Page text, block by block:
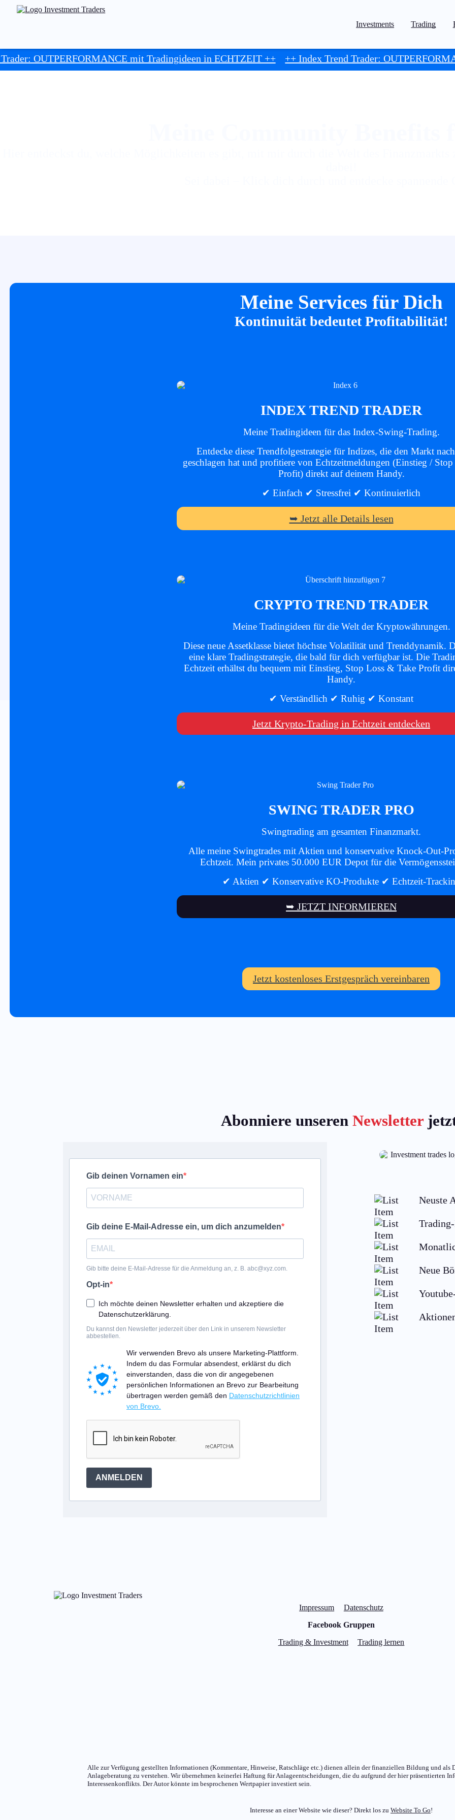
Investments Trading
mit Tradingideen in ECHTZEIT ++ ++ Index Trend Trader: OUTPERFORMANCE mit
Meine Services für Dich
Kontinuität bedeutet Profitabilität!
INDEX TREND TRADER
Meine Tradingideen für das Index-Swing-Trading.
Entdecke diese Trendfolgestrategie für Indizes, die den Markt
geschlagen hat und profitiere von Echtzeitmeldungen (Einstieg / Stop
Profit) direkt auf deinem Handy.
✔ Einfach ✔ Stressfrei ✔ Kontinuierlich
➥ Jetzt alle Details lesen
CRYPTO TREND TRADER
Meine Tradingideen für die Welt der Kryptowährungen.
Diese neue Assetklasse bietet höchste Volatilität und Trenddynamik.
eine klare Tradingstrategie, die bald für dich verfügbar ist. Die
Echtzeit erhältst du bequem mit Einstieg, Stop Loss & Take Profit
Handy.
✔ Verständlich ✔ Ruhig ✔ Konstant
Jetzt Krypto-Trading in Echtzeit entdecken
SWING TRADER PRO
Swingtrading am gesamten Finanzmarkt.
Alle meine Swingtrades mit Aktien und konservative Knock-Out-
Echtzeit. Mein privates 50.000 EUR Depot für die
✔ Aktien ✔ Konservative KO-Produkte ✔ Echtzeit-
➥ JETZT INFORMIEREN
Jetzt kostenloses Erstgespräch vereinbaren
Abonniere unseren Newsletter
Gib deinen Vornamen ein
Gib deine E-Mail-Adresse ein, um dich anzumelden
Gib bitte deine E-Mail-Adresse für die Anmeldung an, z. B. abc@xyz.com.
Opt-in
Ich möchte deinen Newsletter erhalten und akzeptiere die
Datenschutzerklärung.
Du kannst den Newsletter jederzeit über den Link in unserem Newsletter
abbestellen.
Wir verwenden Brevo als unsere Marketing-Plattform.
Indem du das Formular absendest, erklärst du dich
einverstanden, dass die von dir angegebenen
persönlichen Informationen an Brevo zur Bearbeitung
übertragen werden gemäß den Datenschutzrichtlinien
von Brevo.
ANMELDEN
Neuste
Neue
Impressum
Datenschutz
Facebook Gruppen
Trading & Investment
Trading lernen
Alle zur Verfügung gestellten Informationen (Kommentare, Hinweise, Ratschläge etc.) dienen allein der finanziellen Bildung und als
Anlageberatung zu verstehen. Wir übernehmen keinerlei Haftung für Anlageentscheidungen, die du aufgrund der hier präsentierten
Interessenkonflikts. Der Autor könnte im besprochenen Wertpapier investiert sein.
Interesse an einer Website wie dieser? Direkt los zu Website To Go!